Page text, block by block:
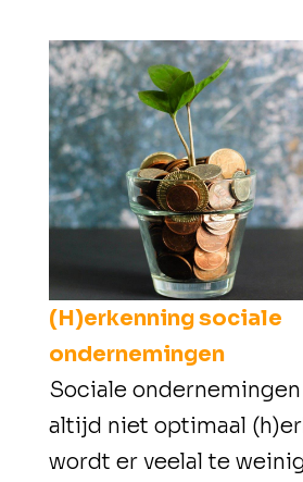
(H)erkenning sociale
ondernemingen
Sociale
altijd niet optimaal
wordt er veelal te